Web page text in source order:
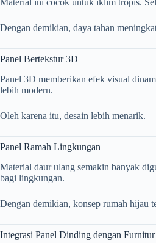
Material ini cocok untuk iklim tropis.
Dengan demikian, daya tahan
Panel Bertekstur 3D
Panel 3D memberikan efek visual
lebih modern.
Oleh karena itu, desain lebih menarik.
Panel Ramah Lingkungan
Material daur ulang semakin banyak
bagi lingkungan.
Dengan demikian, konsep rumah hijau
Integrasi Panel Dinding dengan